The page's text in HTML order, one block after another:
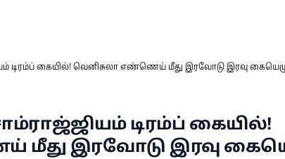
டிரம்ப் கையில்! வெனிசுலா எண்ணெய் மீது இரவோடு இரவு
டிரம்ப் கையில்!
இரவோடு இரவு